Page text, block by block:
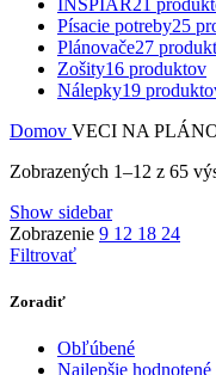
Písacie potreby25
Plánovače27
Zošity16 produktov
Nálepky19
Domov VECI NA
Zobrazených 1–12 z 65
Show sidebar
Zobrazenie 9 12 18 24
Filtrovať
Zoradiť
Obľúbené
Najlepšie hodnotené